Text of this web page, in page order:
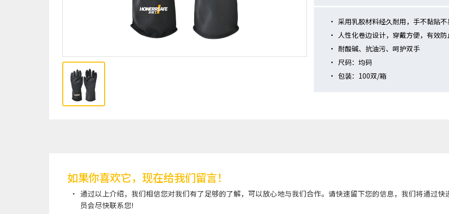
· 采用乳胶材料经久耐用，手不黏贴不
· 人性化卷边设计，穿戴方便，有效
· 耐酸碱、抗油污、呵护双手
· 尺码：均码
· 包装：100双/箱
如果你喜欢它，现在给我们留言！
通过以上介绍，我们相信您对我们有了足够的了解，可以放心地与我们合作。请快速留下您的信息，我们将通过快
员会尽快联系您!